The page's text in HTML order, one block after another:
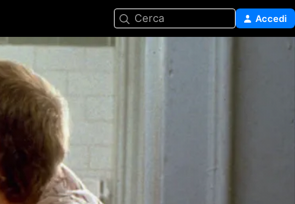
Cerca Accedi